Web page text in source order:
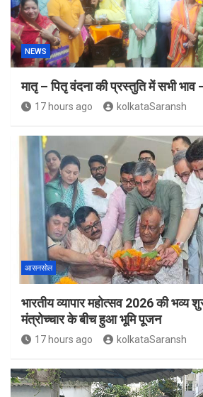
NEWS
मातृ – पितृ वंदना की प्रस्तुति में सभी भाव
17 hours ago kolkataSaransh
आसनसोल
भारतीय व्यापार महोत्सव 2026 की
मंत्रोच्चार के बीच हुआ भूमि पूजन
17 hours ago kolkataSaransh